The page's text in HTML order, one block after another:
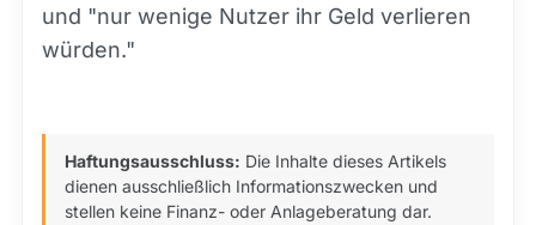
und "nur wenige Nutzer ihr Geld verlieren
würden."
Haftungsausschluss: Die Inhalte dieses Artikels
dienen ausschließlich Informationszwecken und
stellen keine Finanz- oder Anlageberatung dar.